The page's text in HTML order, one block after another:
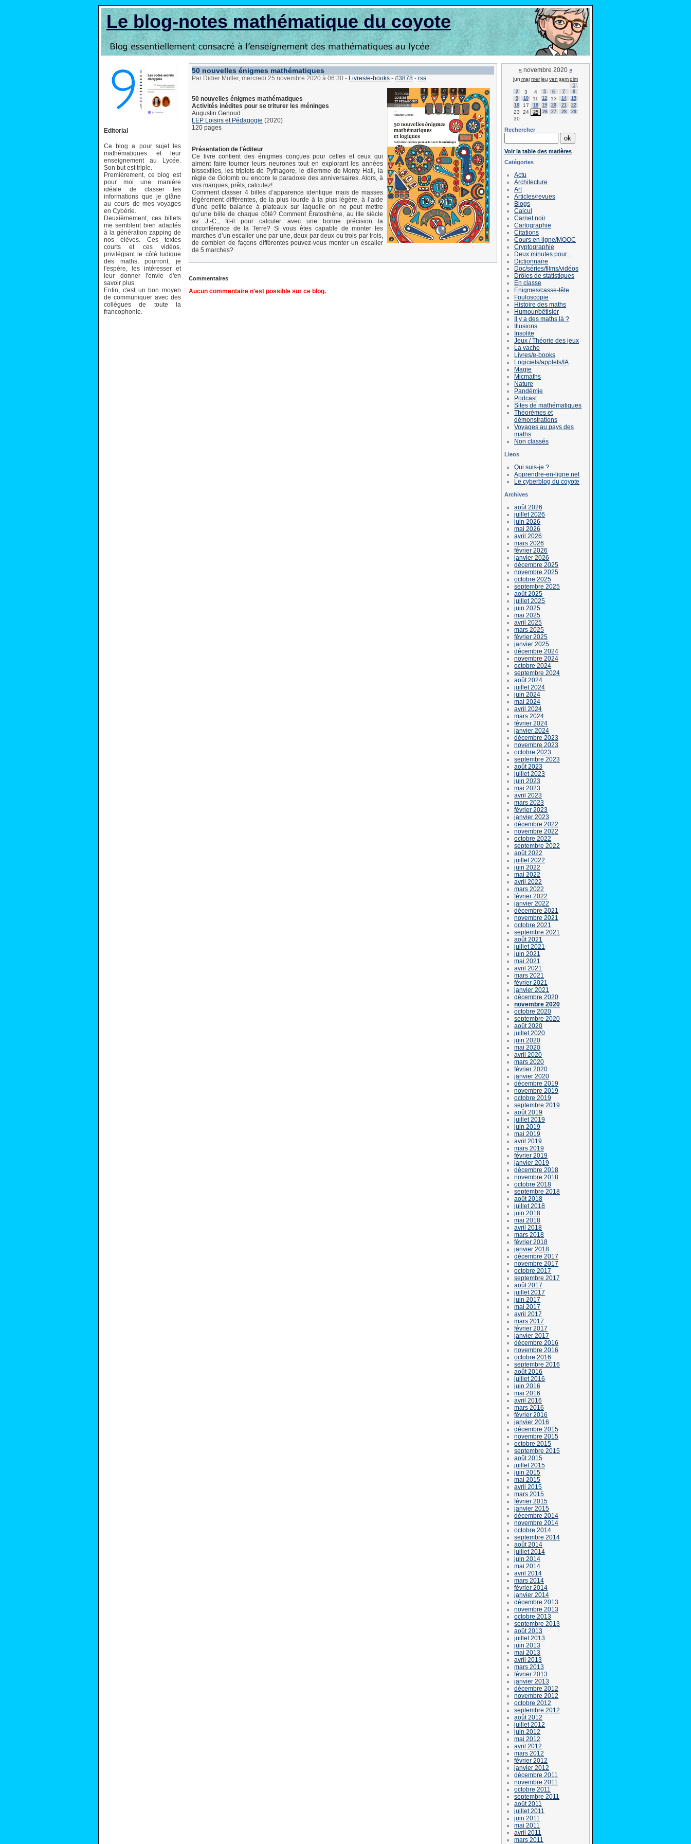
Le blog-notes mathématique du coyote
Editorial
Ce blog a pour sujet les
mathématiques et leur
enseignement au Lycée.
Son but est triple.
Premièrement, ce blog est
pour moi une manière
idéale de classer les
informations que je glâne
au cours de mes voyages
en Cybérie.
Deuxièmement, ces billets
me semblent bien adaptés
à la génération zapping de
nos élèves. Ces textes
courts et ces vidéos,
privilégiant le côté ludique
des maths, pourront, je
l'espère, les intéresser et
leur donner l'envie d'en
savoir plus.
Enfin, c'est un bon moyen
de communiquer avec des
collègues de toute la
francophonie.
50 nouvelles énigmes mathématiques
Par Didier Müller, mercredi 25 novembre 2020 à 06:30 - Livres/e-books - #3878 - rss
50 nouvelles énigmes mathématiques
Activités inédites pour se triturer les méninges
Augustin Genoud
LEP Loisirs et Pédagogie (2020)
120 pages
Présentation de l'éditeur
Ce livre contient des énigmes conçues pour celles et ceux qui
aiment faire tourner leurs neurones tout en explorant les années
bissextiles, les triplets de Pythagore, le dilemme de Monty Hall, la
règle de Golomb ou encore le paradoxe des anniversaires. Alors, à
vos marques, prêts, calculez!
Comment classer 4 billes d’apparence identique mais de masses
légèrement différentes, de la plus lourde à la plus légère, à l’aide
d’une petite balance à plateaux sur laquelle on ne peut mettre
qu’une bille de chaque côté? Comment Ératosthène, au IIIe siècle
av. J.-C., fit-il pour calculer avec une bonne précision la
circonférence de la Terre? Si vous êtes capable de monter les
marches d’un escalier une par une, deux par deux ou trois par trois,
de combien de façons différentes pouvez-vous monter un escalier
de 5 marches?
Commentaires
Aucun commentaire n'est possible sur ce blog.
« novembre 2020 »
lun marmerjeu ven samdim
1
2
3 4 5 6 7
8
9
10 11 12 13 14
15
16
17 18 19 20 21 22
23 24 25 26 27 28 29
30
Rechercher
Voir la table des matières
Catégories
Actu
Architecture
Art
Articles/revues
Blogs
Calcul
Carnet noir
Cartographie
Citations
Cours en ligne/MOOC
Cryptographie
Deux minutes pour...
Dictionnaire
Doc/séries/films/vidéos
Drôles de statistiques
En classe
Enigmes/casse-tête
Fouloscopie
Histoire des maths
Humour/bêtisier
Il y a des maths là ?
Illusions
Insolite
Jeux / Théorie des jeux
La vache
Livres/e-books
Logiciels/applets/IA
Magie
Micmaths
Nature
Pandémie
Podcast
Sites de mathématiques
Théorèmes et
démonstrations
Voyages au pays des
maths
Non classés
Liens
Qui suis-je ?
Apprendre-en-ligne.net
Le cyberblog du coyote
Archives
août 2026
juillet 2026
juin 2026
mai 2026
avril 2026
mars 2026
février 2026
janvier 2026
décembre 2025
novembre 2025
octobre 2025
septembre 2025
août 2025
juillet 2025
juin 2025
mai 2025
avril 2025
mars 2025
février 2025
janvier 2025
décembre 2024
novembre 2024
octobre 2024
septembre 2024
août 2024
juillet 2024
juin 2024
mai 2024
avril 2024
mars 2024
février 2024
janvier 2024
décembre 2023
novembre 2023
octobre 2023
septembre 2023
août 2023
juillet 2023
juin 2023
mai 2023
avril 2023
mars 2023
février 2023
janvier 2023
décembre 2022
novembre 2022
octobre 2022
septembre 2022
août 2022
juillet 2022
juin 2022
mai 2022
avril 2022
mars 2022
février 2022
janvier 2022
décembre 2021
novembre 2021
octobre 2021
septembre 2021
août 2021
juillet 2021
juin 2021
mai 2021
avril 2021
mars 2021
février 2021
janvier 2021
décembre 2020
novembre 2020
octobre 2020
septembre 2020
août 2020
juillet 2020
juin 2020
mai 2020
avril 2020
mars 2020
février 2020
janvier 2020
décembre 2019
novembre 2019
octobre 2019
septembre 2019
août 2019
juillet 2019
juin 2019
mai 2019
avril 2019
mars 2019
février 2019
janvier 2019
décembre 2018
novembre 2018
octobre 2018
septembre 2018
août 2018
juillet 2018
juin 2018
mai 2018
avril 2018
mars 2018
février 2018
janvier 2018
décembre 2017
novembre 2017
octobre 2017
septembre 2017
août 2017
juillet 2017
juin 2017
mai 2017
avril 2017
mars 2017
février 2017
janvier 2017
décembre 2016
novembre 2016
octobre 2016
septembre 2016
août 2016
juillet 2016
juin 2016
mai 2016
avril 2016
mars 2016
février 2016
janvier 2016
décembre 2015
novembre 2015
octobre 2015
septembre 2015
août 2015
juillet 2015
juin 2015
mai 2015
avril 2015
mars 2015
février 2015
janvier 2015
décembre 2014
novembre 2014
octobre 2014
septembre 2014
août 2014
juillet 2014
juin 2014
mai 2014
avril 2014
mars 2014
février 2014
janvier 2014
décembre 2013
novembre 2013
octobre 2013
septembre 2013
août 2013
juillet 2013
juin 2013
mai 2013
avril 2013
mars 2013
février 2013
janvier 2013
décembre 2012
novembre 2012
octobre 2012
septembre 2012
août 2012
juillet 2012
juin 2012
mai 2012
avril 2012
mars 2012
février 2012
janvier 2012
décembre 2011
novembre 2011
octobre 2011
septembre 2011
août 2011
juillet 2011
juin 2011
mai 2011
avril 2011
mars 2011